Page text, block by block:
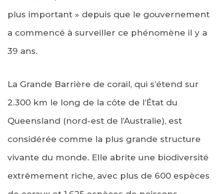
plus important » depuis que le gouvernement
a commencé à surveiller ce phénomène il y a
39 ans.
La Grande Barrière de corail, qui s’étend sur
2.300 km le long de la côte de l’État du
Queensland (nord-est de l’Australie), est
considérée comme la plus grande structure
vivante du monde. Elle abrite une biodiversité
extrêmement riche, avec plus de 600 espèces